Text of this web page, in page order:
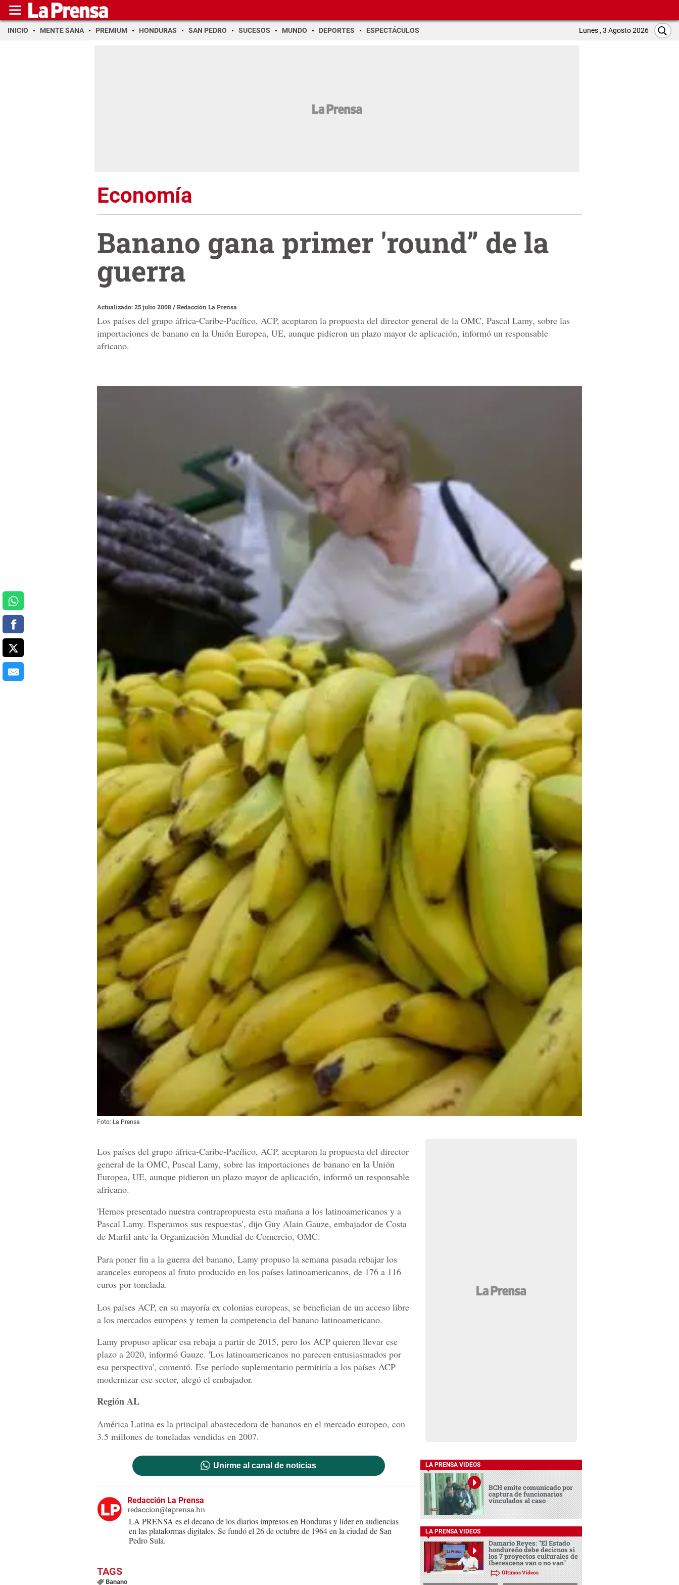
INICIO MENTE SANA PREMIUM HONDURAS SAN PEDRO SUCESOS MUNDO DEPORTES ESPECTÁCULOS Lunes , 3 Agosto 2026
Economía
Banano gana primer 'round” de la
guerra
Actualizado: 25 julio 2008/Redacción La Prensa
Los países del grupo áfrica-Caribe-Pacífico, ACP, aceptaron la propuesta del director general de la OMC, Pascal Lamy, sobre las
importaciones de banano en la Unión Europea, UE, aunque pidieron un plazo mayor de aplicación, informó un responsable
africano.
Foto: La Prensa
Los países del grupo áfrica-Caribe-Pacífico, ACP, aceptaron la propuesta del director
general de la OMC, Pascal Lamy, sobre las importaciones de banano en la Unión
Europea, UE, aunque pidieron un plazo mayor de aplicación, informó un responsable
africano.
'Hemos presentado nuestra contrapropuesta esta mañana a los latinoamericanos y a
Pascal Lamy. Esperamos sus respuestas', dijo Guy Alain Gauze, embajador de Costa
de Marfil ante la Organización Mundial de Comercio, OMC.
Para poner fin a la guerra del banano, Lamy propuso la semana pasada rebajar los
aranceles europeos al fruto producido en los países latinoamericanos, de 176 a 116
euros por tonelada.
Los países ACP, en su mayoría ex colonias europeas, se benefician de un acceso libre
a los mercados europeos y temen la competencia del banano latinoamericano.
Lamy propuso aplicar esa rebaja a partir de 2015, pero los ACP quieren llevar ese
plazo a 2020, informó Gauze. 'Los latinoamericanos no parecen entusiasmados por
esa perspectiva', comentó. Ese período suplementario permitiría a los países ACP
modernizar ese sector, alegó el embajador.
Región AL
América Latina es la principal abastecedora de bananos en el mercado europeo, con
3.5 millones de toneladas vendidas en 2007.
Unirme al canal de noticias
Redacción La Prensa
redaccion@laprensa.hn
LA PRENSA es el decano de los diarios impresos en Honduras y líder en audiencias
en las plataformas digitales. Se fundó el 26 de octubre de 1964 en la ciudad de San
Pedro Sula.
Banano
LA PRENSA VIDEOS
BCH emite comunicado por
captura de funcionarios
vinculados al caso
LA PRENSA VIDEOS
Damario Reyes: "El Estado
hondureño debe decirnos si
los 7 proyectos culturales de
Iberescena van o no van"
Últimos Videos